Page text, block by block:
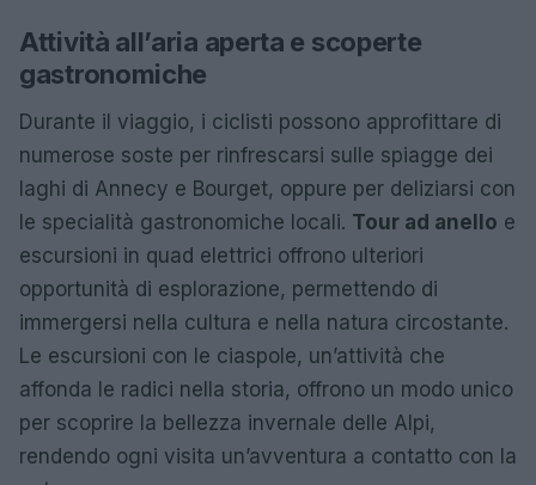
Attività all’aria aperta e scoperte
gastronomiche
Durante il viaggio, i ciclisti possono approfittare di
numerose soste per rinfrescarsi sulle spiagge dei
laghi di Annecy e Bourget, oppure per deliziarsi con
le specialità gastronomiche locali. Tour ad anello e
escursioni in quad elettrici offrono ulteriori
opportunità di esplorazione, permettendo di
immergersi nella cultura e nella natura circostante.
Le escursioni con le ciaspole, un’attività che
affonda le radici nella storia, offrono un modo unico
per scoprire la bellezza invernale delle Alpi,
rendendo ogni visita un’avventura a contatto con la